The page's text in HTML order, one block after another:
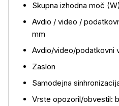
Skupna izhodna moč
Avdio / video /
mm
Avdio/video/podatkovni
Zaslon
Samodejna
Vrste opozoril/obvestil: